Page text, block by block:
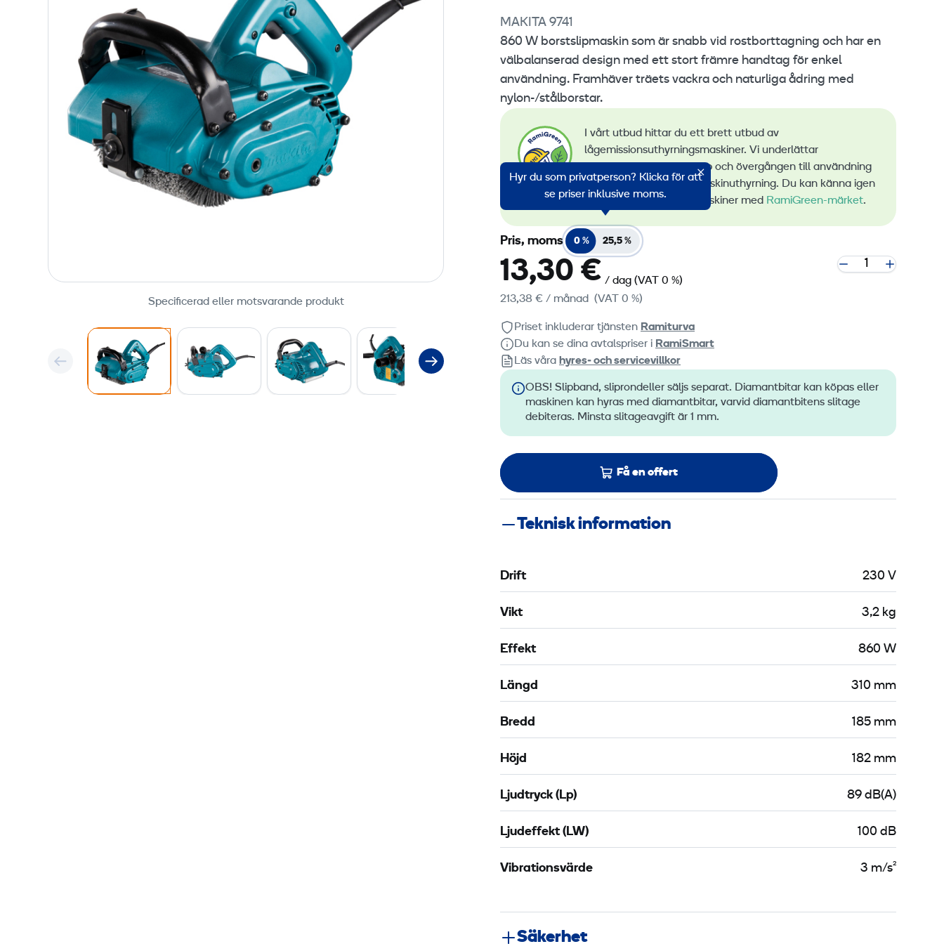
Specificerad eller motsvarande produkt
MAKITA 9741
860 W borstslipmaskin som är snabb vid rostborttagning och har en
välbalanserad design med ett stort främre handtag för enkel
användning. Framhäver träets vackra och naturliga ådring med
nylon-/stålborstar.
I vårt utbud hittar du ett brett utbud av
lågemissionsuthyrningsmaskiner. Vi underlättar
övervakningen av utsläpp och övergången till användning
av förnybar energi vid maskinuthyrning. Du kan känna igen
alla våra lågemissionsmaskiner med RamiGreen-märket.
Hyr du som privatperson? Klicka för att
se priser inklusive moms.
Pris, moms 0 % 25,5 %
13,30 € / dag (VAT 0 %)
213,38 € / månad (VAT 0 %)
Priset inkluderar tjänsten Ramiturva
Du kan se dina avtalspriser i RamiSmart
Läs våra hyres‑ och servicevillkor
OBS! Slipband, sliprondeller säljs separat. Diamantbitar kan köpas eller
maskinen kan hyras med diamantbitar, varvid diamantbitens slitage
debiteras. Minsta slitageavgift är 1 mm.
Få en offert
Teknisk information
Drift 230 V
Vikt 3,2 kg
Effekt 860 W
Längd 310 mm
Bredd 185 mm
Höjd 182 mm
Ljudtryck (Lp) 89 dB(A)
Ljudeffekt (LW) 100 dB
Vibrationsvärde 3 m/s²
Säkerhet